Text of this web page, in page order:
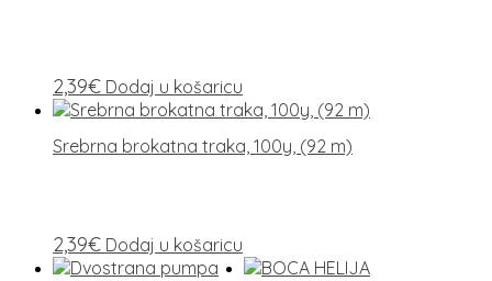
2,39€ Dodaj u košaricu
Srebrna brokatna traka, 100y, (92 m)
2,39€ Dodaj u košaricu